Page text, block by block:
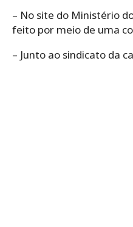
– No site do Ministério
feito por meio de uma
– Junto ao sindicato da